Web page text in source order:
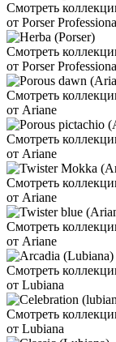
Смотреть
от Porser
Смотреть
от Porser
Смотреть
от Ariane
Смотреть
от Ariane
Смотреть
от Ariane
Смотреть
от Ariane
Смотреть
от Lubiana
Смотреть
от Lubiana